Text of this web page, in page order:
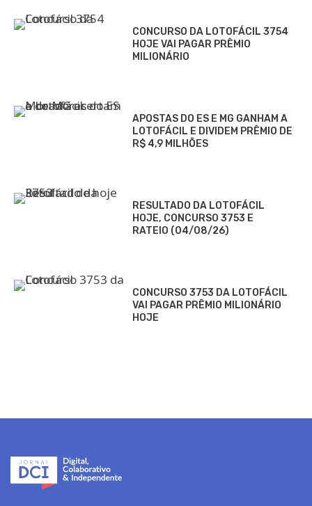
CONCURSO DA LOTOFÁCIL 3754
HOJE VAI PAGAR PRÊMIO
MILIONÁRIO
APOSTAS DO ES E MG GANHAM A
LOTOFÁCIL E DIVIDEM PRÊMIO DE
R$ 4,9 MILHÕES
RESULTADO DA LOTOFÁCIL
HOJE, CONCURSO 3753 E
RATEIO (04/08/26)
CONCURSO 3753 DA LOTOFÁCIL
VAI PAGAR PRÊMIO MILIONÁRIO
HOJE